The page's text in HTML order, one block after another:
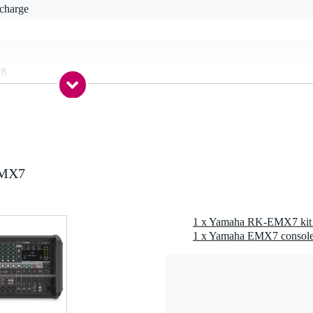
micro (XLR), entrée ligne symétrique (jack 6,35 mm TRS), entrée
asymétrique (RCA)
ligne symétrique (jack 6,35 mm TRS), sortie ligne asymétrique
sortie enceinte verrouillable